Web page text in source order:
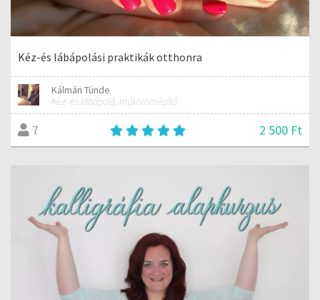
Kéz-és lábápolási praktikák otthonra
Kálmán Tünde
Kéz- és lábápoló, műkörömépítő
7 2 500 Ft